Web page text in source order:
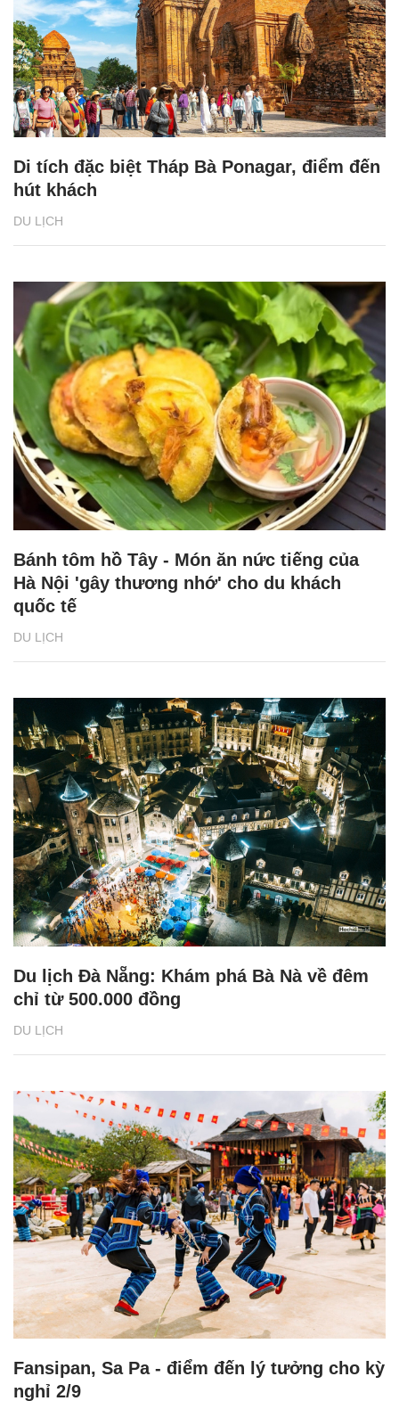
DU LỊCH
Di tích đặc biệt Tháp Bà Ponagar, điểm đến
hút khách
DU LỊCH
Bánh tôm hồ Tây - Món ăn nức tiếng của
Hà Nội 'gây thương nhớ' cho du khách
quốc tế
DU LỊCH
Du lịch Đà Nẵng: Khám phá Bà Nà về đêm
chỉ từ 500.000 đồng
Fansipan, Sa Pa - điểm đến lý tưởng cho kỳ
nghỉ 2/9